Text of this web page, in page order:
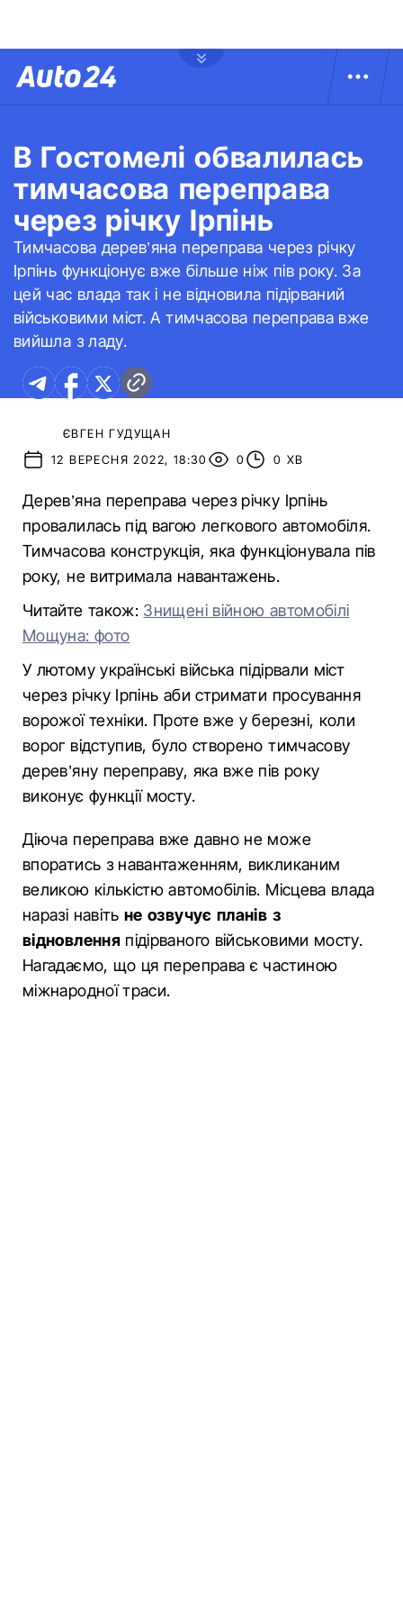
В Гостомелі обвалилась
тимчасова переправа
через річку Ірпінь
Тимчасова дерев’яна переправа через річку
Ірпінь функціонує вже більше ніж пів року. За
цей час влада так і не відновила підірваний
військовими міст. А тимчасова переправа вже
вийшла з ладу.
ЄВГЕН ГУДУЩАН
12 ВЕРЕСНЯ 2022, 18:30
0 0 ХВ
Дерев’яна переправа через річку Ірпінь
провалилась під вагою легкового автомобіля.
Тимчасова конструкція, яка функціонувала пів
року, не витримала навантажень.
Читайте також: Знищені війною автомобілі
Мощуна: фото
У лютому українські війська підірвали міст
через річку Ірпінь аби стримати просування
ворожої техніки. Проте вже у березні, коли
ворог відступив, було створено тимчасову
дерев’яну переправу, яка вже пів року
виконує функції мосту.
Діюча переправа вже давно не може
впоратись з навантаженням, викликаним
великою кількістю автомобілів. Місцева влада
наразі навітьне озвучує планів з
відновленняпідірваного військовими мосту.
Нагадаємо, що ця переправа є частиною
міжнародної траси.